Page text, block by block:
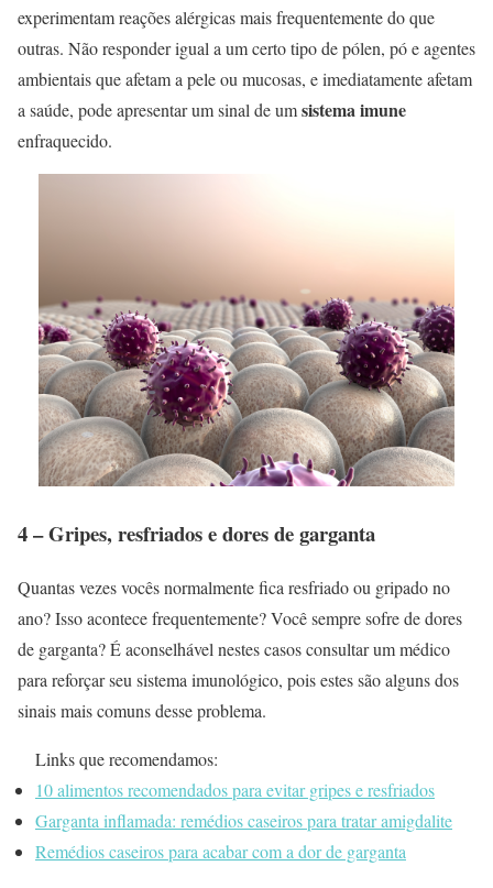
experimentam reações alérgicas mais frequentemente do que
outras. Não responder igual a um certo tipo de pólen, pó e agentes
ambientais que afetam a pele ou mucosas, e imediatamente afetam
a saúde, pode apresentar um sinal de umsistema imune
enfraquecido.
4 – Gripes, resfriados e dores de garganta
Quantas vezes vocês normalmente fica resfriado ou gripado no
ano? Isso acontece frequentemente? Você sempre sofre de dores
de garganta? É aconselhável nestes casos consultar um médico
para reforçar seu sistema imunológico, pois estes são alguns dos
sinais mais comuns desse problema.
Links que recomendamos:
10 alimentos recomendados para evitar gripes e resfriados
Garganta inflamada: remédios caseiros para tratar amigdalite
Remédios caseiros para acabar com a dor de garganta